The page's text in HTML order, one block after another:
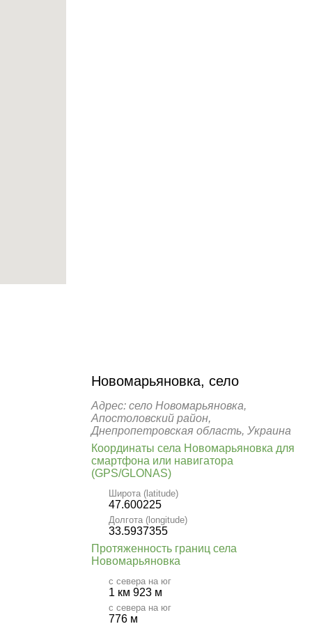
Новомарьяновка, село
Адрес: село Новомарьяновка,
Апостоловский район,
Днепропетровская область, Украина
Координаты села Новомарьяновка для
смартфона или навигатора
(GPS/GLONAS)
Широта (latitude)
47.600225
Долгота (longitude)
33.5937355
Протяженность границ села
Новомарьяновка
с севера на юг
1 км 923 м
с севера на юг
776 м